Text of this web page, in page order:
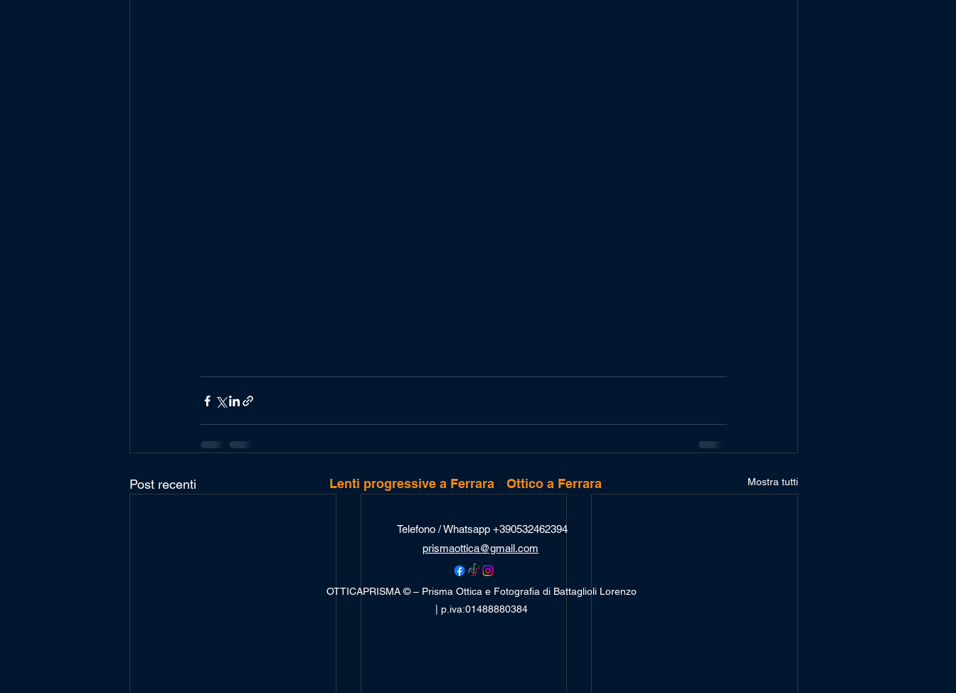
Post recenti Mostra tutti
Lenti progressive a Ferrara Ottico a Ferrara
Telefono / Whatsapp +390532462394
prismaottica@gmail.com
OTTICAPRISMA © – Prisma Ottica e Fotografia di Battaglioli Lorenzo
| p.iva:01488880384